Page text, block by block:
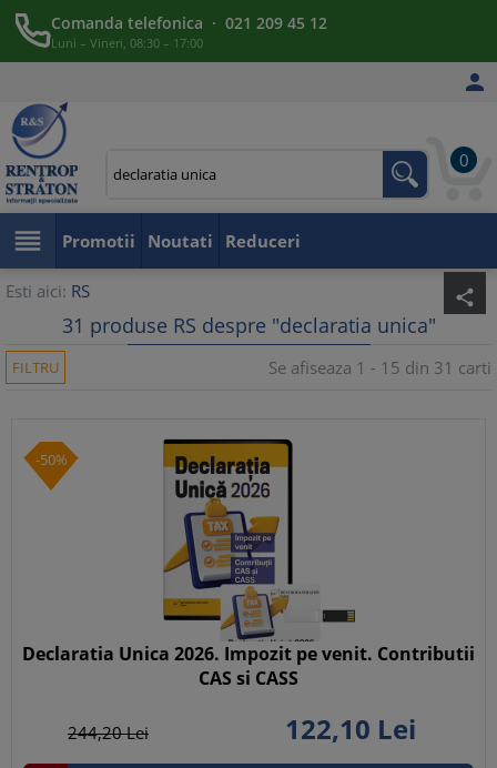
Comanda telefonica · 021 209 45 12
Luni – Vineri, 08:30 – 17:00

0
 Promotii Noutati Reduceri
Esti aici: RS share
31 produse RS despre "declaratia unica"
FILTRU Se afiseaza 1 - 15 din 31 carti
-50%
Declaratia Unica 2026. Impozit pe venit. Contributii
CAS si CASS
244,20Lei 122,10 Lei